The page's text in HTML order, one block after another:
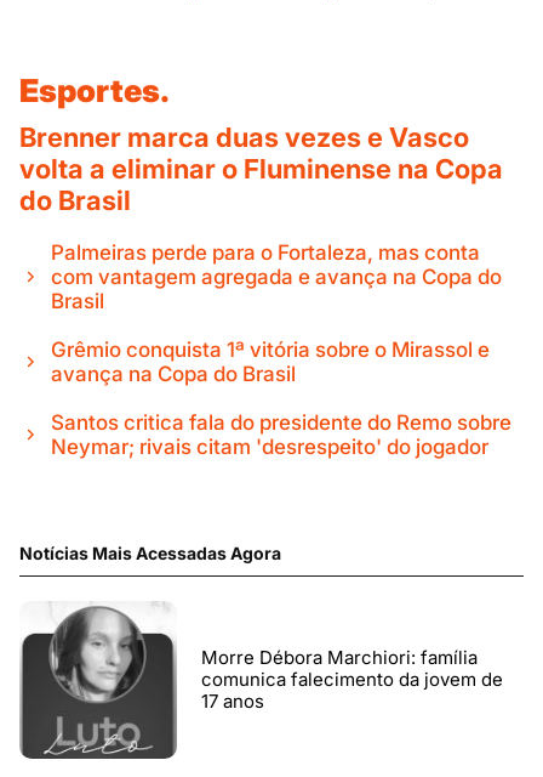
Esportes.
Brenner marca duas vezes e Vasco
volta a eliminar o Fluminense na Copa
do Brasil
Palmeiras perde para o Fortaleza, mas conta
com vantagem agregada e avança na Copa do
Brasil
Grêmio conquista 1ª vitória sobre o Mirassol e
avança na Copa do Brasil
Santos critica fala do presidente do Remo sobre
Neymar; rivais citam 'desrespeito' do jogador
Notícias Mais Acessadas Agora
Morre Débora Marchiori: família
comunica falecimento da jovem de
17 anos